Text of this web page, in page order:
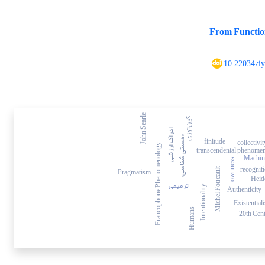
From
10.22034/
Authenticity
20th
Intentionality
transcendental «هستی شناسی»
Michel Foucault ownness
finitude
Francophone Phenomenologyادراک ارزشی
ترمیمی
John Searle
Pragmatism
Humans
کین‌توزی